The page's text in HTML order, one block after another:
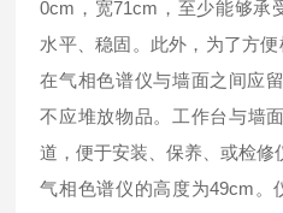
0cm，宽71cm，至少能够承
水平、稳固。此外，为了方
在气相色谱仪与墙面之间应
不应堆放物品。工作台与墙
道，便于安装、保养、或检修
气相色谱仪的高度为49cm。